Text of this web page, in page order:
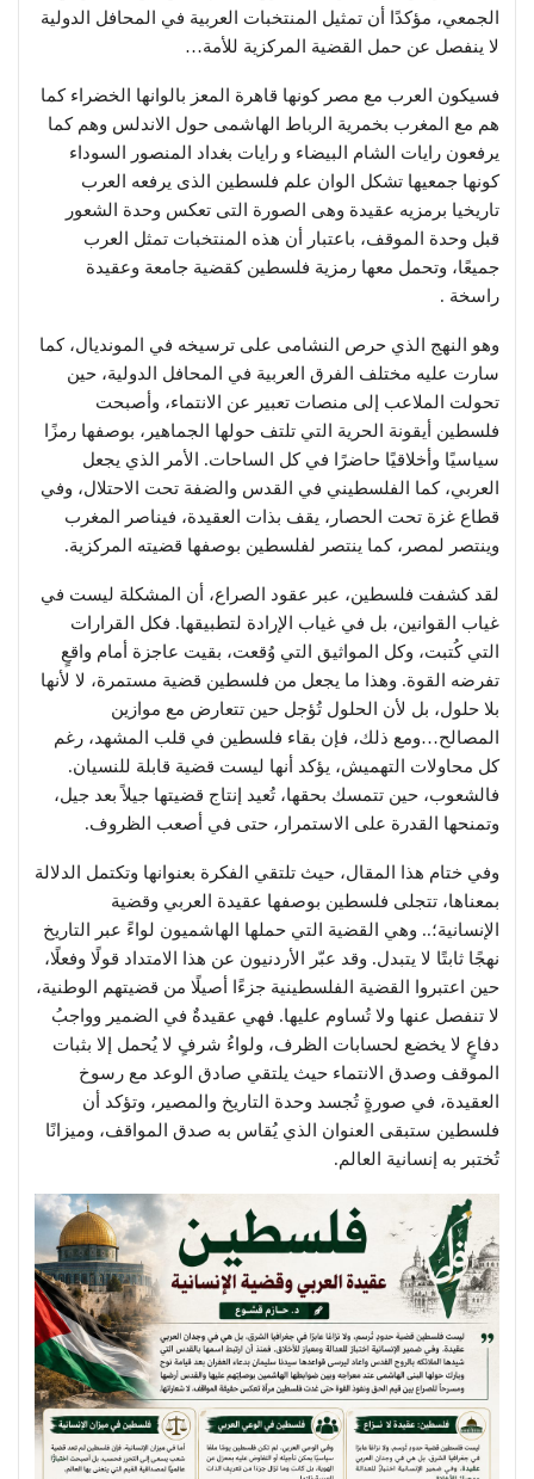
الجمعي، مؤكدًا أن تمثيل المنتخبات العربية في المحافل الدولية
لا ينفصل عن حمل القضية المركزية للأمة…
فسيكون العرب مع مصر كونها قاهرة المعز بالوانها الخضراء كما
هم مع المغرب بخمرية الرباط الهاشمى حول الاندلس وهم كما
يرفعون رايات الشام البيضاء و رايات بغداد المنصور السوداء
كونها جمعيها تشكل الوان علم فلسطين الذى يرفعه العرب
تاريخيا برمزيه عقيدة وهى الصورة التى تعكس وحدة الشعور
قبل وحدة الموقف، باعتبار أن هذه المنتخبات تمثل العرب
جميعًا، وتحمل معها رمزية فلسطين كقضية جامعة وعقيدة
راسخة .
وهو النهج الذي حرص النشامى على ترسيخه في المونديال، كما
سارت عليه مختلف الفرق العربية في المحافل الدولية، حين
تحولت الملاعب إلى منصات تعبير عن الانتماء، وأصبحت
فلسطين أيقونة الحرية التي تلتف حولها الجماهير، بوصفها رمزًا
سياسيًا وأخلاقيًا حاضرًا في كل الساحات. الأمر الذي يجعل
العربي، كما الفلسطيني في القدس والضفة تحت الاحتلال، وفي
قطاع غزة تحت الحصار، يقف بذات العقيدة، فيناصر المغرب
وينتصر لمصر، كما ينتصر لفلسطين بوصفها قضيته المركزية.
لقد كشفت فلسطين، عبر عقود الصراع، أن المشكلة ليست في
غياب القوانين، بل في غياب الإرادة لتطبيقها. فكل القرارات
التي كُتبت، وكل المواثيق التي وُقعت، بقيت عاجزة أمام واقعٍ
تفرضه القوة. وهذا ما يجعل من فلسطين قضية مستمرة، لا لأنها
بلا حلول، بل لأن الحلول تُؤجل حين تتعارض مع موازين
المصالح…ومع ذلك، فإن بقاء فلسطين في قلب المشهد، رغم
كل محاولات التهميش، يؤكد أنها ليست قضية قابلة للنسيان.
فالشعوب، حين تتمسك بحقها، تُعيد إنتاج قضيتها جيلاً بعد جيل،
وتمنحها القدرة على الاستمرار، حتى في أصعب الظروف.
وفي ختام هذا المقال، حيث تلتقي الفكرة بعنوانها وتكتمل الدلالة
بمعناها، تتجلى فلسطين بوصفها عقيدة العربي وقضية
الإنسانية؛.. وهي القضية التي حملها الهاشميون لواءً عبر التاريخ
نهجًا ثابتًا لا يتبدل. وقد عبّر الأردنيون عن هذا الامتداد قولًا وفعلًا،
حين اعتبروا القضية الفلسطينية جزءًا أصيلًا من قضيتهم الوطنية،
لا تنفصل عنها ولا تُساوم عليها. فهي عقيدةٌ في الضمير وواجبُ
دفاعٍ لا يخضع لحسابات الظرف، ولواءُ شرفٍ لا يُحمل إلا بثبات
الموقف وصدق الانتماء حيث يلتقي صادق الوعد مع رسوخ
العقيدة، في صورةٍ تُجسد وحدة التاريخ والمصير، وتؤكد أن
فلسطين ستبقى العنوان الذي يُقاس به صدق المواقف، وميزانًا
تُختبر به إنسانية العالم.